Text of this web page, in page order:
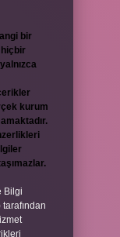
bir
kurum
Bilgi